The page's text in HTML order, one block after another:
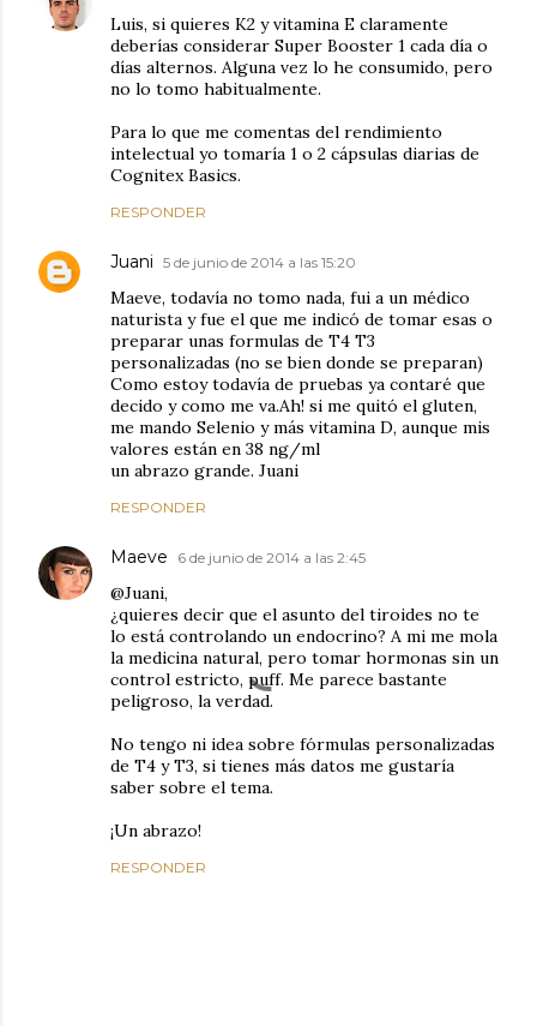
Luis, si quieres K2 y vitamina E claramente
deberías considerar Super Booster 1 cada día o
días alternos. Alguna vez lo he consumido, pero
no lo tomo habitualmente.
Para lo que me comentas del rendimiento
intelectual yo tomaría 1 o 2 cápsulas diarias de
Cognitex Basics.
RESPONDER
Juani 5 de junio de 2014 a las 15:20
Maeve, todavía no tomo nada, fui a un médico
naturista y fue el que me indicó de tomar esas o
preparar unas formulas de T4 T3
personalizadas (no se bien donde se preparan)
Como estoy todavía de pruebas ya contaré que
decido y como me va.Ah! si me quitó el gluten,
me mando Selenio y más vitamina D, aunque mis
valores están en 38 ng/ml
un abrazo grande. Juani
RESPONDER
Maeve 6 de junio de 2014 a las 2:45
@Juani,
¿quieres decir que el asunto del tiroides no te
lo está controlando un endocrino? A mi me mola
la medicina natural, pero tomar hormonas sin un
control estricto, puff. Me parece bastante
peligroso, la verdad.
No tengo ni idea sobre fórmulas personalizadas
de T4 y T3, si tienes más datos me gustaría
saber sobre el tema.
¡Un abrazo!
RESPONDER